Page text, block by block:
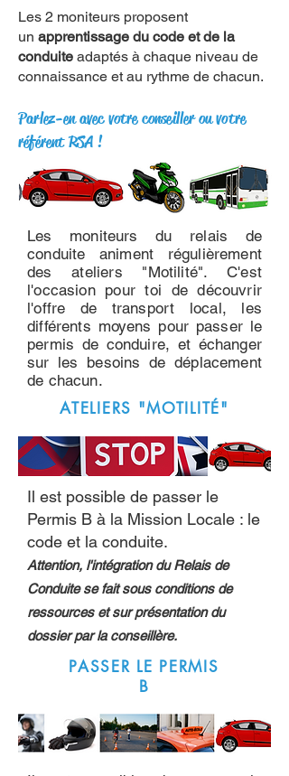
Les 2 moniteurs proposent
un apprentissage du code et de la
conduite adaptés à chaque niveau de
connaissance et au rythme de chacun.
Parlez-en avec votre conseiller ou votre
référent RSA !
Les moniteurs du relais de
conduite animent régulièrement
des ateliers "Motilité". C'est
l'occasion pour toi de découvrir
l'offre de transport local, les
différents moyens pour passer le
permis de conduire, et échanger
sur les besoins de déplacement
de chacun.
ATELIERS "MOTILITÉ"
Il est possible de passer le
Permis B à la Mission Locale : le
code et la conduite.
Attention, l'intégration du Relais de
Conduite se fait sous conditions de
ressources et sur présentation du
dossier par la conseillère.
PASSER LE PERMIS
B